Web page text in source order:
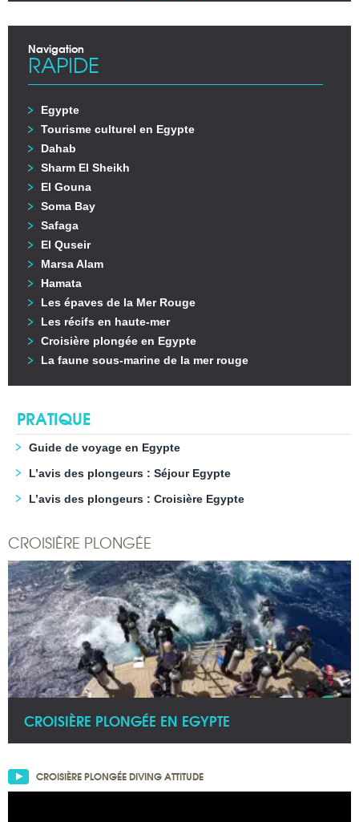
Navigation
RAPIDE
Egypte
Tourisme culturel en Egypte
Dahab
Sharm El Sheikh
El Gouna
Soma Bay
Safaga
El Quseir
Marsa Alam
Hamata
Les épaves de la Mer Rouge
Les récifs en haute-mer
Croisière plongée en Egypte
La faune sous-marine de la mer rouge
PRATIQUE
Guide de voyage en Egypte
L’avis des plongeurs : Séjour Egypte
L’avis des plongeurs : Croisière Egypte
CROISIÈRE PLONGÉE
CROISIÈRE PLONGÉE EN EGYPTE
CROISIÈRE PLONGÉE DIVING ATTITUDE